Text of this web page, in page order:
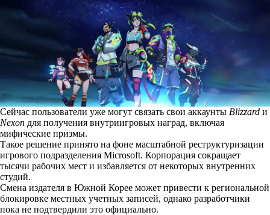
Сейчас пользователи уже могут связать свои аккаунты Blizzard и
Nexon для получения внутриигровых наград, включая
мифические призмы.
Такое решение принято на фоне масштабной реструктуризации
игрового подразделения Microsoft. Корпорация сокращает
тысячи рабочих мест и избавляется от некоторых внутренних
студий.
Смена издателя в Южной Корее может привести к региональной
блокировке местных учетных записей, однако разработчики
пока не подтвердили это официально.